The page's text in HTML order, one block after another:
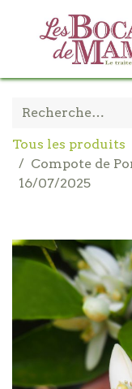
Tous les produits
Compote de
16/07/2025